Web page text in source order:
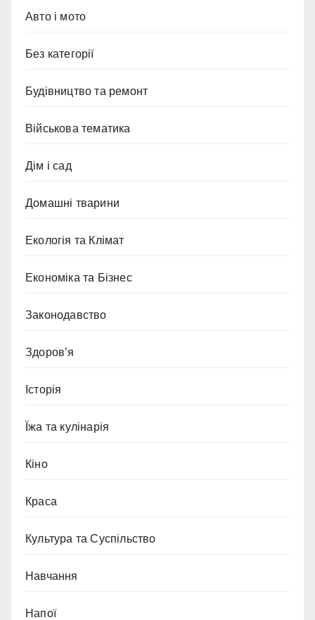
Авто і мото
Без категорії
Будівництво та ремонт
Військова тематика
Дім і сад
Домашні тварини
Екологія та Клімат
Економіка та Бізнес
Законодавство
Здоров’я
Історія
Їжа та кулінарія
Кіно
Краса
Культура та Суспільство
Навчання
Напої